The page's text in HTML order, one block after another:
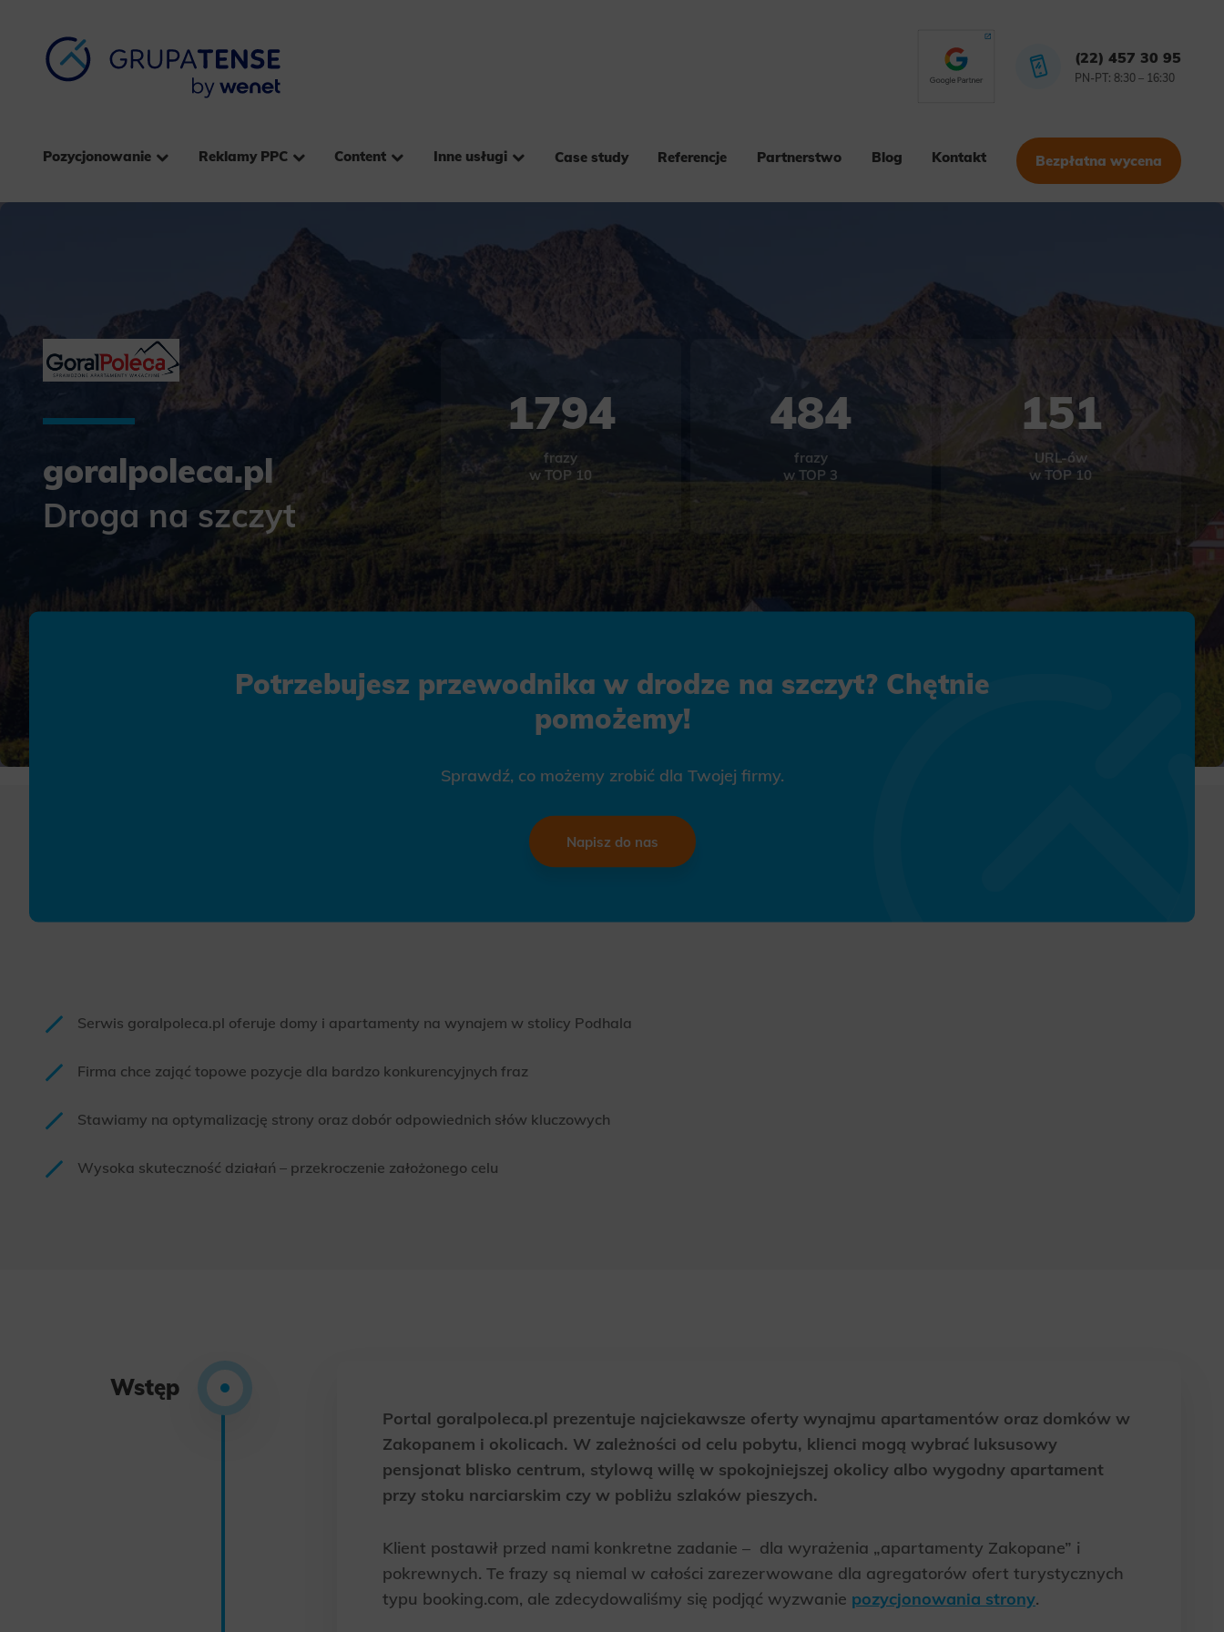
(22) 457 30 95
PN-PT: 8:30 – 16:30
Pozycjonowanie Reklamy PPC Content Inne usługi Case study Referencje Partnerstwo Blog Kontakt Bezpłatna wycena
goralpoleca.pl
Droga na szczyt
1794
frazy
w TOP 10
484
frazy
w TOP 3
151
URL-ów
w TOP 10
Potrzebujesz przewodnika w drodze na szczyt? Chętnie
pomożemy!
Sprawdź, co możemy zrobić dla Twojej firmy.
Napisz do nas
Serwis goralpoleca.pl oferuje domy i apartamenty na wynajem w stolicy Podhala
Firma chce zająć topowe pozycje dla bardzo konkurencyjnych fraz
Stawiamy na optymalizację strony oraz dobór odpowiednich słów kluczowych
Wysoka skuteczność działań – przekroczenie założonego celu
Wstęp
Portal goralpoleca.pl prezentuje najciekawsze oferty wynajmu apartamentów oraz domków w
Zakopanem i okolicach. W zależności od celu pobytu, klienci mogą wybrać luksusowy
pensjonat blisko centrum, stylową willę w spokojniejszej okolicy albo wygodny apartament
przy stoku narciarskim czy w pobliżu szlaków pieszych.
Klient postawił przed nami konkretne zadanie – dla wyrażenia „apartamenty Zakopane” i
pokrewnych. Te frazy są niemal w całości zarezerwowane dla agregatorów ofert turystycznych
typu booking.com, ale zdecydowaliśmy się podjąć wyzwanie pozycjonowania strony.